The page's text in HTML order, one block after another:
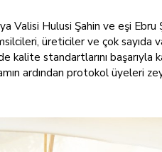
Hulusi Şahin ve eşi Ebru
üreticiler ve çok sayıda
kalite standartlarını
ardından protokol üyeleri